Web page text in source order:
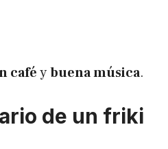
caféybuena música.
de un friki